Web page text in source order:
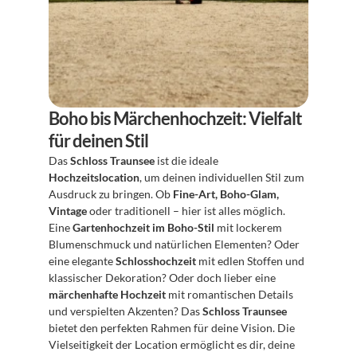
Boho bis Märchenhochzeit: Vielfalt
für deinen Stil
Das Schloss Traunsee
Hochzeitslocation, um deinen individuellen Stil zum
Ausdruck zu bringen. Ob Fine-Art, Boho-Glam,
Vintage oder traditionell – hier ist alles möglich.
Eine Gartenhochzeit im Boho-Stil mit lockerem
Blumenschmuck und natürlichen Elementen? Oder
eine elegante Schlosshochzeit mit edlen Stoffen und
märchenhafte Hochzeit mit romantischen Details
und verspielten Akzenten? Das Schloss Traunsee
bietet den perfekten Rahmen für deine Vision. Die
Vielseitigkeit der Location ermöglicht es dir, deine